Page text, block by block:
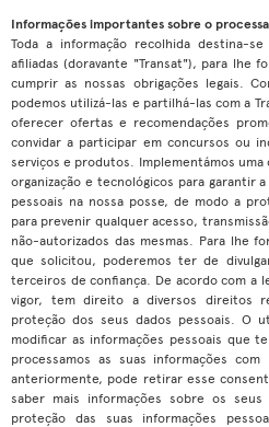
Informações importantes sobre o
Toda a informação recolhida destina-
afiliadas (doravante "Transat"), para lhe
cumprir as nossas obrigações legais.
podemos utilizá-las e partilhá-las com a
oferecer ofertas e recomendações
convidar a participar em concursos ou
serviços e produtos. Implementámos
organização e tecnológicos para garantir
pessoais na nossa posse, de modo a
para prevenir qualquer acesso,
não-autorizados das mesmas. Para lhe
que solicitou, poderemos ter de
terceiros de confiança. De acordo com a
vigor, tem direito a diversos direitos
proteção dos seus dados pessoais. O
modificar as informações pessoais que
processamos as suas informações
anteriormente, pode retirar esse
saber mais informações sobre os
proteção das suas informações